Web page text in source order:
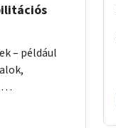
– például